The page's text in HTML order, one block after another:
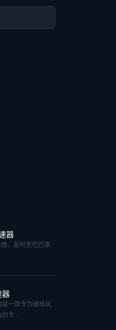
器
，是阿里巴巴旗
器
是一款专为硬核玩
的专...